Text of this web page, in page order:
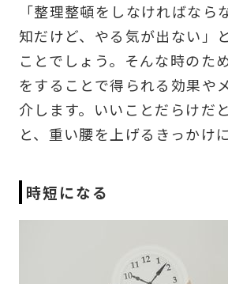
「整理整頓をしなければなら
知だけど、やる気が出ない」
ことでしょう。そんな時のた
をすることで得られる効果や
介します。いいことだらけだ
と、重い腰を上げるきっかけ
時短になる